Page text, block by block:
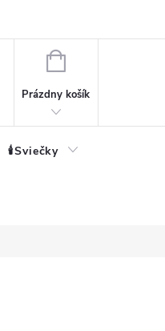
NÁKUPNÝ
Prázdny košík
🕯️Sviečky